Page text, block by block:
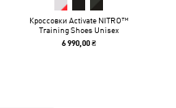
Кроссовки Activate NITRO™
Training Shoes Unisex
6 990,00 ₴